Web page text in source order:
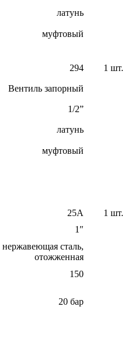
латунь
муфтовый
294 1 шт.
Вентиль запорный
1/2”
латунь
муфтовый
25А
1 шт.
1″
нержавеющая сталь,
отожженная
150
20 бар